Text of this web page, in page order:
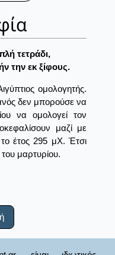
τετράδι,
την εκ ξίφους.
ομολογητής.
δεν μπορούσε να
να ομολογεί τον
μαζί με
έτος 295 μΧ. Έτσι
μαρτυρίου.